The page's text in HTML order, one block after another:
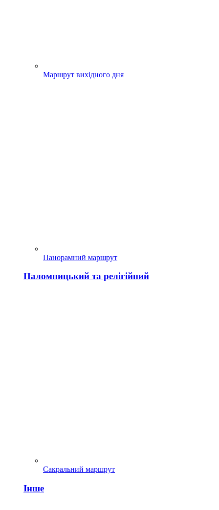
Маршрут вихідного дня
Панорамний маршрут
Паломницький та релігійний
Сакральний маршрут
Інше